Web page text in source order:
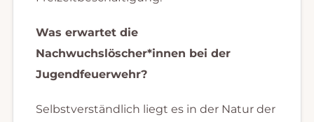
Was erwartet die
Nachwuchslöscher*innen bei der
Jugendfeuerwehr?
Selbstverständlich liegt es in der Natur der